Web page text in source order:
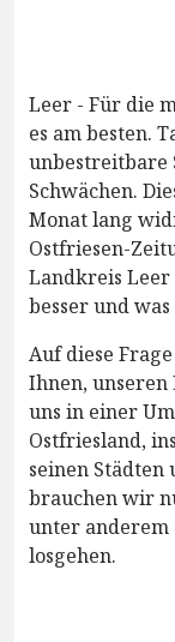
Leer - Für die
es am besten.
unbestreitbare
Schwächen.
Monat lang
Ostfriesen-
Landkreis Leer
besser und
Auf diese
Ihnen, unseren
uns in einer
Ostfriesland,
seinen Städten
brauchen wir
unter anderem
losgehen.